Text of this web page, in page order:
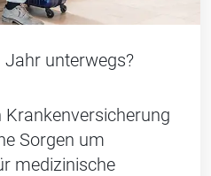
Jahr unterwegs?
Sorgen um
medizinische